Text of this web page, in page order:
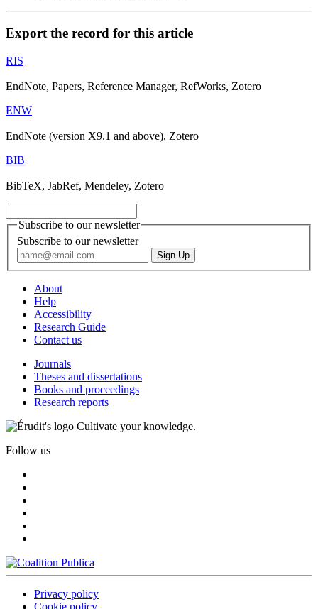
Export the record for this article
RIS
EndNote, Papers, Reference Manager, RefWorks, Zotero
ENW
EndNote (version X9.1 and above), Zotero
BIB
BibTeX, JabRef, Mendeley, Zotero
Subscribe to our newsletter
Subscribe to our newsletter
About
Help
Accessibility
Research Guide
Contact us
Journals
Theses and dissertations
Books and proceedings
Research reports
Cultivate your knowledge.
Follow us
Privacy policy